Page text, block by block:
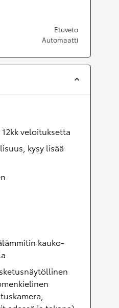
Etuveto
Automaatti
veloituksetta
kysy lisää
kauko-